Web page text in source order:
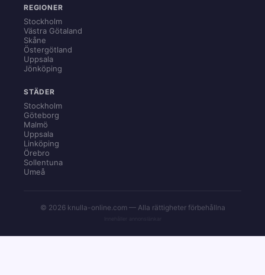
REGIONER
Stockholm
Västra Götaland
Skåne
Östergötland
Uppsala
Jönköping
STÄDER
Stockholm
Göteborg
Malmö
Uppsala
Linköping
Örebro
Sollentuna
Umeå
© 2026 knulla-online.com — Alla rättigheter förbehållna